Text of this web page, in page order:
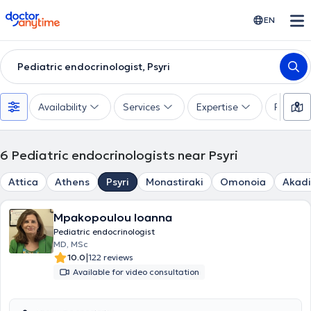
doctoranytime EN
Pediatric endocrinologist, Psyri
Availability Services Expertise
6 Pediatric endocrinologists near Psyri
Attica Athens Psyri Monastiraki Omonoia
Mpakopoulou Ioanna
Pediatric endocrinologist
MD, MSc
10.0|122 reviews
Available for video consultation